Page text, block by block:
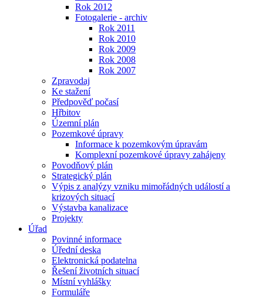
Rok 2012
Fotogalerie - archiv
Rok 2011
Rok 2010
Rok 2009
Rok 2008
Rok 2007
Zpravodaj
Ke stažení
Předpověď počasí
Hřbitov
Územní plán
Pozemkové úpravy
Informace k pozemkovým úpravám
Komplexní pozemkové úpravy zahájeny
Povodňový plán
Strategický plán
Výpis z analýzy vzniku mimořádných událostí a
krizových situací
Výstavba kanalizace
Projekty
Úřad
Povinné informace
Úřední deska
Elektronická podatelna
Řešení životních situací
Místní vyhlášky
Formuláře